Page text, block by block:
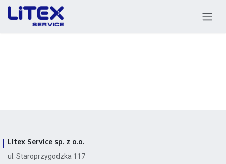
Skip to Content
Litex Service sp. z o.o.
ul. Staroprzygodzka 117